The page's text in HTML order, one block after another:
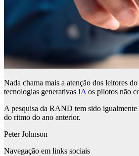
Nada chama mais a atenção dos leitores
tecnologias generativas IAos pilotos não
A pesquisa da RAND tem sido igualmente
do ritmo do ano anterior.
Peter Johnson
Navegação em links sociais